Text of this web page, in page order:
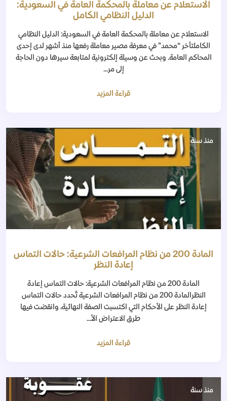
الاستعلام عن معاملة بالمحكمة العامة في السعودية:
الدليل النظامي الكامل
الاستعلام عن معاملة بالمحكمة العامة في السعودية: الدليل النظامي
الكاملتأخر “محمد” في معرفة مصير معاملة رفعها منذ أشهر لدى إحدى
المحاكم العامة. وبحث عن وسيلة إلكترونية لمتابعة سيرها دون الحاجة
إلى مر...
قراءة المزيد
منذ سنة
المادة 200 من نظام المرافعات الشرعية: حالات التماس
إعادة النظر
المادة 200 من نظام المرافعات الشرعية: حالات التماس إعادة
النظرالمادة 200 من نظام المرافعات الشرعية تُحدد حالات التماس
إعادة النظر على الأحكام التي اكتسبت الصفة النهائية، وانقضت فيها
طرق الاعتراض الأ...
قراءة المزيد
منذ سنة